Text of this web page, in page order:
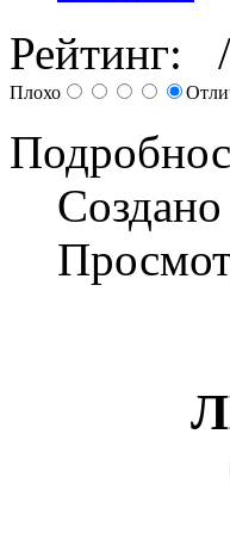
Рейтинг:
Плохо